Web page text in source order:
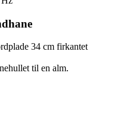
34 cm firkantet
til en alm.